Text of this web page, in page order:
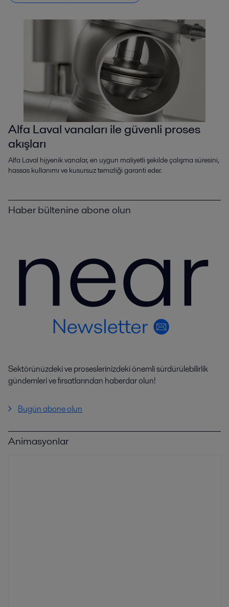
Alfa Laval vanaları ile güvenli proses
akışları
Alfa Laval hijyenik vanalar, en uygun maliyetli şekilde çalışma süresini,
hassas kullanımı ve kusursuz temizliği garanti eder.
Haber bültenine abone olun
Sektörünüzdeki ve proseslerinizdeki önemli sürdürülebilirlik
gündemleri ve fırsatlarından haberdar olun!
Bugün abone olun
Animasyonlar